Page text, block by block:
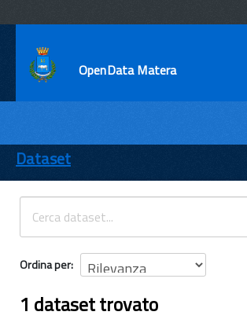
OpenData Matera
ENTI
TEMI
INFORMAZIONI
Dataset
Ordina per
1 dataset trovato